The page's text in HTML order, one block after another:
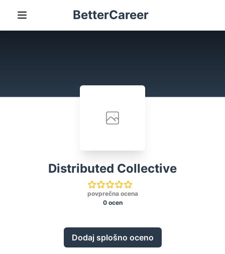
BetterCareer
Distributed Collective
povprečna ocena
0 ocen
Dodaj splošno oceno